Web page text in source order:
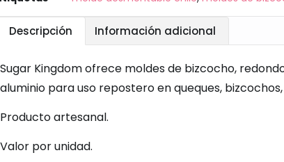
Descripción Información adicional
Sugar Kingdom ofrece moldes de bizcocho,
aluminio para uso repostero en queques,
Producto artesanal.
Valor por unidad.